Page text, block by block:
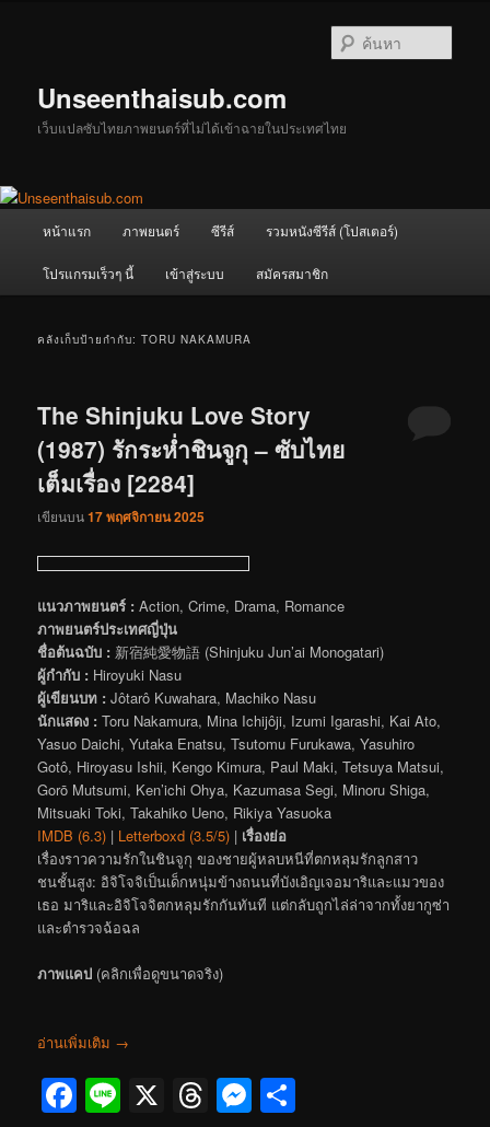
Unseenthaisub.com
เว็บแปลซับไทยภาพยนตร์ที่ไม่ได้เข้าฉายในประเทศไทย
หน้าแรก ภาพยนตร์ ซีรีส์ รวมหนังซีรีส์ (โปสเตอร์)
โปรแกรมเร็วๆ นี้ เข้าสู่ระบบ สมัครสมาชิก
คลังเก็บป้ายกำกับ:TORU NAKAMURA
The Shinjuku Love Story
(1987) รักระห่ำชินจูกุ – ซับไทย
เต็มเรื่อง [2284]
เขียนบน17 พฤศจิกายน 2025
แนวภาพยนตร์ : Action, Crime, Drama, Romance
ภาพยนตร์ประเทศญี่ปุ่น
ชื่อต้นฉบับ : 新宿純愛物語 (Shinjuku Jun’ai Monogatari)
ผู้กำกับ : Hiroyuki Nasu
ผู้เขียนบท : Jôtarô Kuwahara, Machiko Nasu
นักแสดง : Toru Nakamura, Mina Ichijôji, Izumi Igarashi, Kai Ato,
Yasuo Daichi, Yutaka Enatsu, Tsutomu Furukawa, Yasuhiro
Gotô, Hiroyasu Ishii, Kengo Kimura, Paul Maki, Tetsuya Matsui,
Gorō Mutsumi, Ken’ichi Ohya, Kazumasa Segi, Minoru Shiga,
Mitsuaki Toki, Takahiko Ueno, Rikiya Yasuoka
IMDB (6.3) | Letterboxd (3.5/5) | เรื่องย่อ
เรื่องราวความรักในชินจูกุ ของชายผู้หลบหนีที่ตกหลุมรักลูกสาว
ชนชั้นสูง: อิจิโจจิเป็นเด็กหนุ่มข้างถนนที่บังเอิญเจอมาริและแมวของ
เธอ มาริและอิจิโจจิตกหลุมรักกันทันที แต่กลับถูกไล่ล่าจากทั้งยากูซ่า
และตำรวจฉ้อฉล
ภาพแคป (คลิกเพื่อดูขนาดจริง)
อ่านเพิ่มเติม →
Facebook
Line
X Threads
Messenger